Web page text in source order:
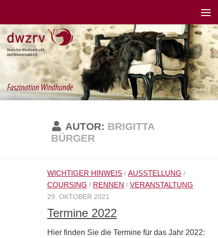
AUTOR: BRIGITTA
BÜRGER
WICHTIGER HINWEIS / AUSSTELLUNG /
COURSING / RENNEN / VERANSTALTUNG
29. OKTOBER 2021
Termine 2022
Hier finden Sie die Termine für das Jahr 2022: